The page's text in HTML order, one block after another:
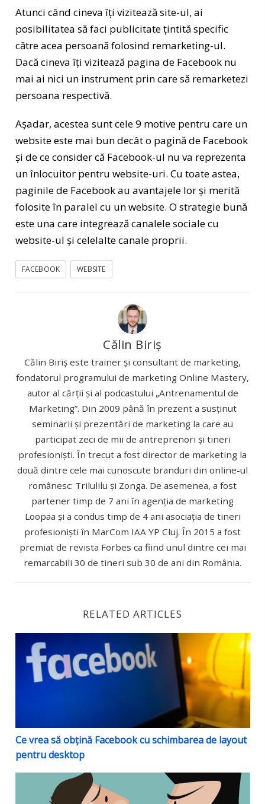
Atunci când cineva îți vizitează site-ul, ai
posibilitatea să faci publicitate țintită specific
către acea persoană folosind remarketing-ul.
Dacă cineva îți vizitează pagina de Facebook nu
mai ai nici un instrument prin care să remarketezi
persoana respectivă.
Așadar, acestea sunt cele 9 motive pentru care un
website este mai bun decât o pagină de Facebook
și de ce consider că Facebook-ul nu va reprezenta
un înlocuitor pentru website-uri. Cu toate astea,
paginile de Facebook au avantajele lor și merită
folosite în paralel cu un website. O strategie bună
este una care integrează canalele sociale cu
website-ul și celelalte canale proprii.
FACEBOOK WEBSITE
Călin Biriș
Călin Biriș este trainer și consultant de marketing,
fondatorul programului de marketing Online Mastery,
autor al cărții și al podcastului „Antrenamentul de
Marketing”. Din 2009 până în prezent a susținut
seminarii și prezentări de marketing la care au
participat zeci de mii de antreprenori și tineri
profesioniști. În trecut a fost director de marketing la
două dintre cele mai cunoscute branduri din online-ul
românesc: Trilulilu și Zonga. De asemenea, a fost
partener timp de 7 ani în agenția de marketing
Loopaa și a condus timp de 4 ani asociația de tineri
profesioniști în MarCom IAA YP Cluj. În 2015 a fost
premiat de revista Forbes ca fiind unul dintre cei mai
remarcabili 30 de tineri sub 30 de ani din România.
RELATED ARTICLES
Ce vrea să obțină Facebook cu schimbarea de
Ce vrea să obțină Facebook cu schimbarea de layout
pentru desktop
Cum să lași un comentariu negativ pe Facebook – 5